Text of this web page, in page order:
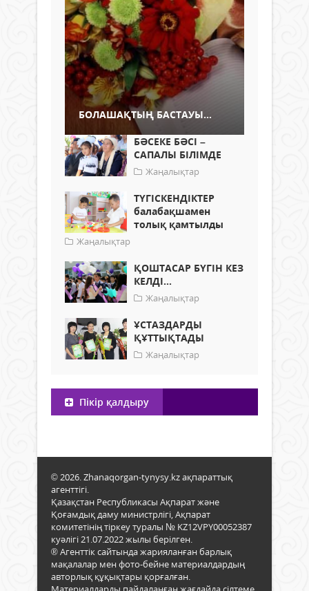
БОЛАШАҚТЫҢ БАСТАУЫ...
БӘСЕКЕ БӘСІ –
САПАЛЫ БІЛІМДЕ
Жаңалықтар
ТҮГІСКЕНДІКТЕР
балабақшамен
толық қамтылды
Жаңалықтар
ҚОШТАСАР БҮГІН КЕЗ
КЕЛДІ...
Жаңалықтар
ҰСТАЗДАРДЫ
ҚҰТТЫҚТАДЫ
Жаңалықтар
Пікір қалдыру
© 2026. Zhanaqorgan-tynysy.kz ақпараттық
агенттігі.
Қазақстан Республикасы Ақпарат және
Қоғамдық даму министрлігі, Ақпарат
комитетінің тіркеу туралы № KZ12VPY00052387
куәлігі 21.07.2022 жылы берілген.
® Агенттік сайтында жарияланған барлық
мақалалар мен фото-бейне материалдардың
авторлық құқықтары қорғалған.